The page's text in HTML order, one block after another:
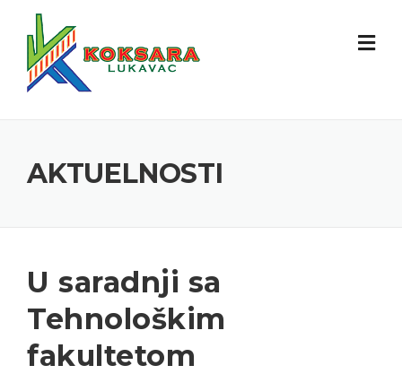
AKTUELNOSTI
U saradnji sa
Tehnološkim
fakultetom